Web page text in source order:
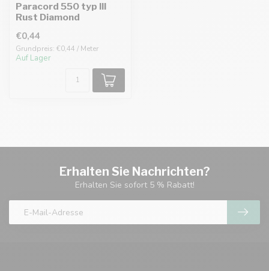
Paracord 550 typ III
Rust Diamond
€0,44
Grundpreis: €0,44 / Meter
Auf Lager
Erhalten Sie Nachrichten?
Erhalten Sie sofort 5 % Rabatt!